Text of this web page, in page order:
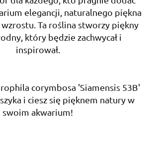
elegancji, naturalnego piękna
Ta roślina stworzy piękny
który będzie zachwycał i
inspirował.
corymbosa 'Siamensis 53B'
i ciesz się pięknem natury w
swoim akwarium!